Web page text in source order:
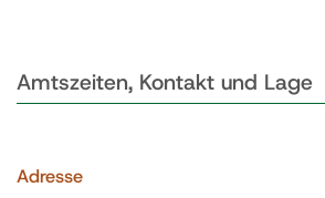
Amtszeiten, Kontakt und Lage
Adresse